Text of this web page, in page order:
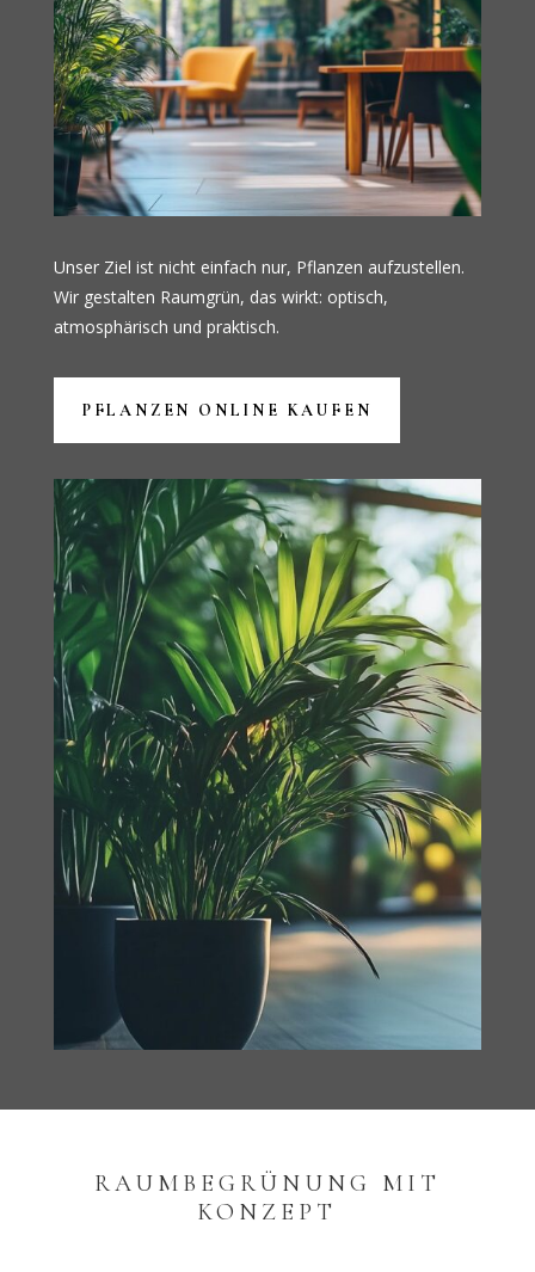
Unser Ziel ist nicht einfach nur, Pflanzen aufzustellen.
Wir gestalten Raumgrün, das wirkt: optisch,
atmosphärisch und praktisch.
PFLANZEN ONLINE KAUFEN
RAUMBEGRÜNUNG MIT
KONZEPT